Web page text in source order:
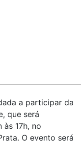
a participar da
que será
às 17h, no
O evento será